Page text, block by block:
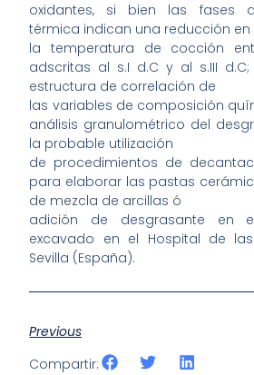
oxidantes, si bien las fases
térmica indican una reducción en
la temperatura de cocción
adscritas al s.I d.C y al s.III
estructura de correlación de
las variables de composición
análisis granulométrico del
la probable utilización
de procedimientos de
para elaborar las pastas
de mezcla de arcillas ó
adición de desgrasante en
excavado en el Hospital de
Sevilla (España).
Previous
Compartir: